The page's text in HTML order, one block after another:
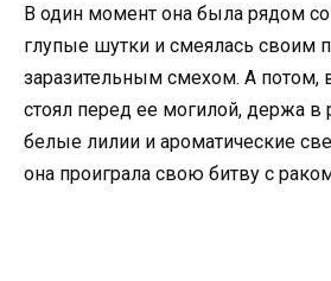
В один момент она была рядом
глупые шутки и смеялась своим
заразительным смехом. А потом,
стоял перед ее могилой, держа
белые лилии и ароматические
она проиграла свою битву с